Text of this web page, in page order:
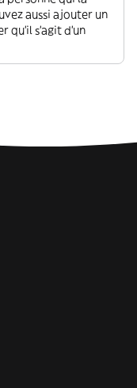
aussi ajouter un
qu'il s'agit d'un